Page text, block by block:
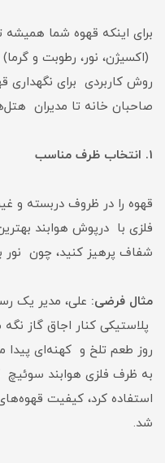
برای اینکه قهوه شما همیشه
(اکسیژن، نور، رطوبت و
روش کاربردی برای نگهداری
صاحبان خانه تا مدیران
1. انتخاب ظرف مناسب
قهوه را در ظروف دربسته و
فلزی با درپوش هوابند
شفاف پرهیز کنید، چون نور
مثال فرضی: علی، مدیر یک
پلاستیکی کنار اجاق گاز
روز طعم تلخ و کهنه‌ای
استفاده کرد، کیفیت
شد.